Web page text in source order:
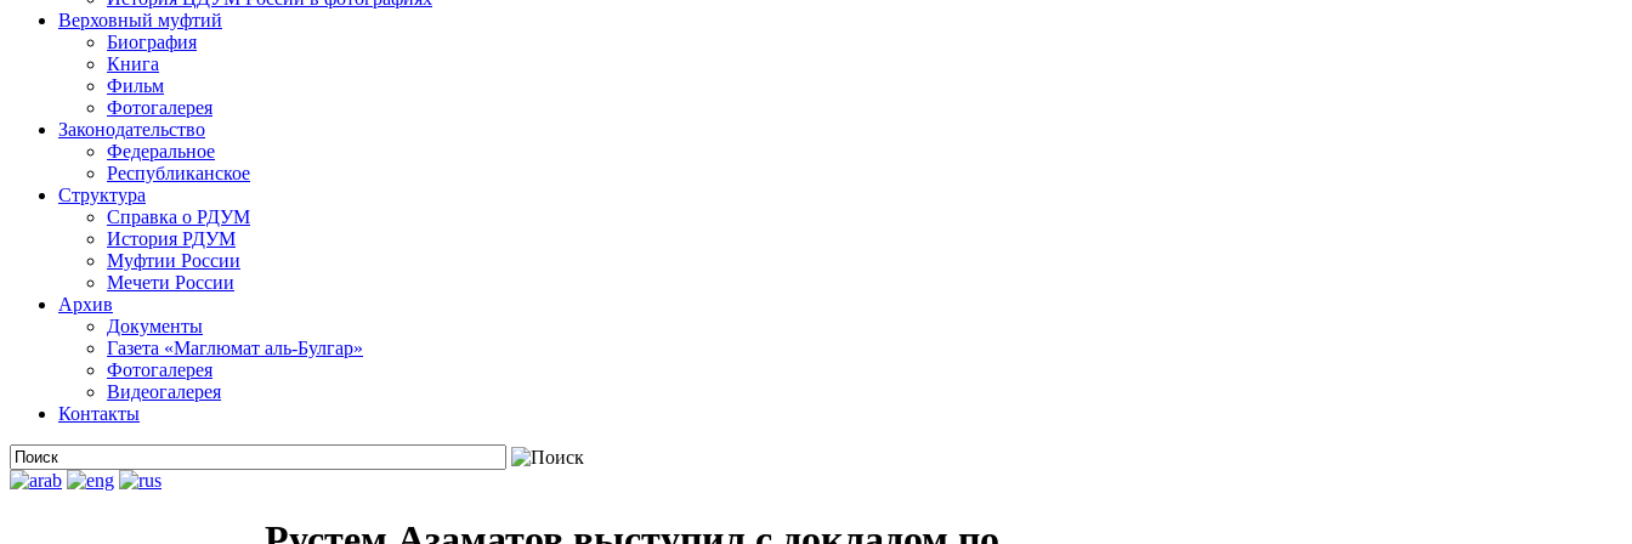
Верховный муфтий
Биография
Книга
Фильм
Фотогалерея
Законодательство
Федеральное
Республиканское
Структура
Справка о РДУМ
История РДУМ
Муфтии России
Мечети России
Архив
Документы
Газета «Маглюмат аль-Булгар»
Фотогалерея
Видеогалерея
Контакты